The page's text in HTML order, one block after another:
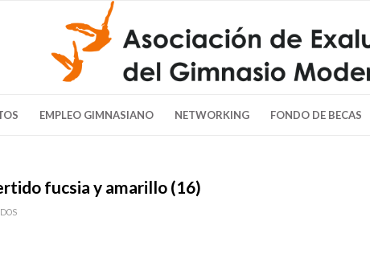
EMPLEO GIMNASIANO NETWORKING FONDO DE BECAS
fucsia y amarillo (16)